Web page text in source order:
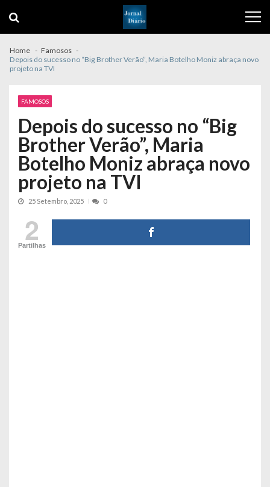
navigation
content
Home
Famosos
Depois do sucesso no “Big Brother Verão”, Maria Botelho Moniz abraça novo
projeto na TVI
FAMOSOS
Depois do sucesso no “Big
Brother Verão”, Maria
Botelho Moniz abraça novo
projeto na TVI
25 Setembro, 2025 0
2
Partilhas